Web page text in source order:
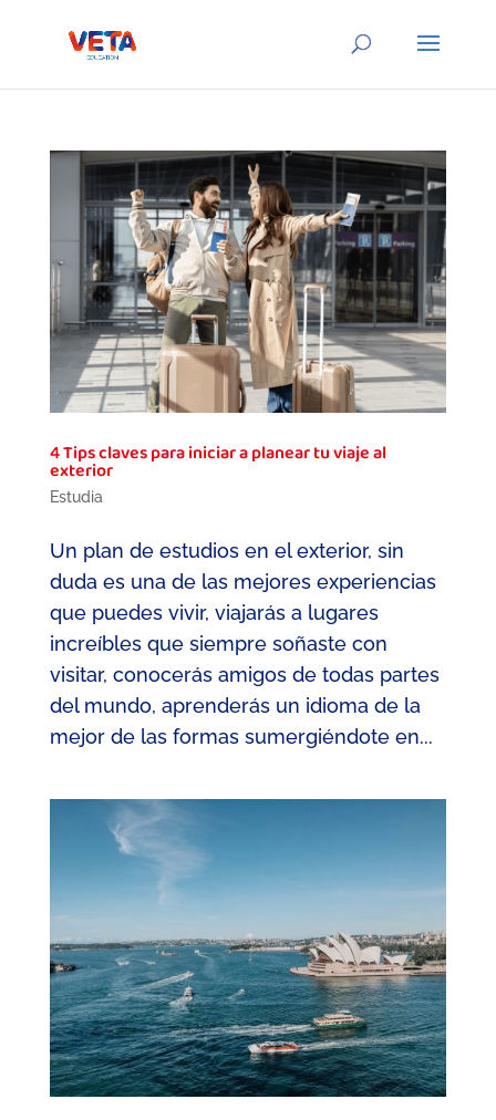
4 Tips claves para iniciar a planear tu viaje al
exterior
Estudia
Un plan de estudios en el exterior, sin
duda es una de las mejores experiencias
que puedes vivir, viajarás a lugares
increíbles que siempre soñaste con
visitar, conocerás amigos de todas partes
del mundo, aprenderás un idioma de la
mejor de las formas sumergiéndote en...